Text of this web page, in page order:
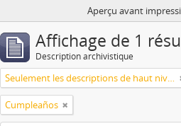
Aperçu avant
Affichage de 1
Description archivistique
Seulement les descriptions de haut niveau
Cumpleaños